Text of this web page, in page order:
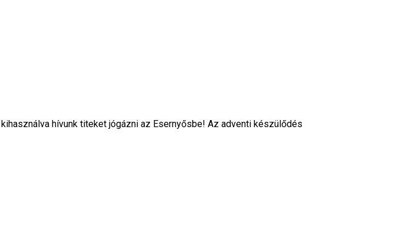
hívunk titeket jógázni az Esernyősbe! Az adventi készülődés